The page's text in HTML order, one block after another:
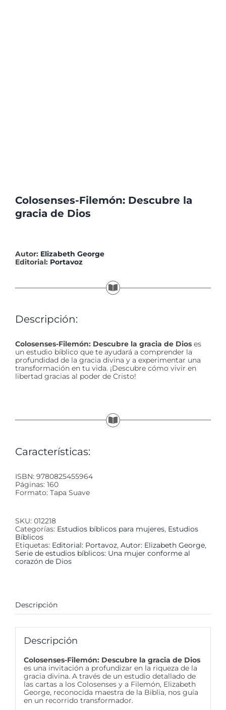
Colosenses-Filemón: Descubre la
gracia de Dios
Autor: Elizabeth George
Editorial: Portavoz
Descripción:
Colosenses-Filemón: Descubre la gracia de Dios es
un estudio bíblico que te ayudará a comprender la
profundidad de la gracia divina y a experimentar una
transformación en tu vida. ¡Descubre cómo vivir en
libertad gracias al poder de Cristo!
Características:
ISBN: 9780825455964
Páginas: 160
Formato: Tapa Suave
SKU: 012218
Categorías: Estudios bíblicos para mujeres, Estudios
Bíblicos
Etiquetas: Editorial: Portavoz, Autor: Elizabeth George,
Serie de estudios bíblicos: Una mujer conforme al
corazón de Dios
Descripción
Descripción
Colosenses-Filemón: Descubre la gracia de Dios
es una invitación a profundizar en la riqueza de la
gracia divina. A través de un estudio detallado de
las cartas a los Colosenses y a Filemón, Elizabeth
George, reconocida maestra de la Biblia, nos guía
en un recorrido transformador.